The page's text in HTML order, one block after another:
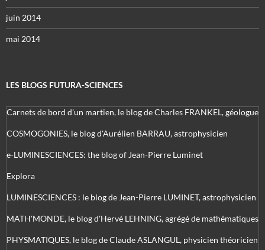
juin 2014
mai 2014
LES BLOGS FUTURA-SCIENCES
Carnets de bord d’un martien, le blog de Charles FRANKEL, géologue
COSMOGONIES, le blog d'Aurélien BARRAU, astrophysicien
e-LUMINESCIENCES: the blog of Jean-Pierre Luminet
Explora
LUMINESCIENCES : le blog de Jean-Pierre LUMINET, astrophysicien
MATH'MONDE, le blog d'Hervé LEHNING, agrégé de mathématiques
PHYSMATIQUES, le blog de Claude ASLANGUL, physicien théoricien